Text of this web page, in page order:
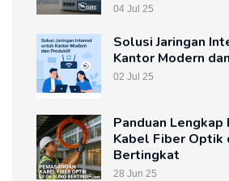
04 Jul 25
Solusi Jaringan
Kantor Modern
02 Jul 25
Panduan Lengkap
Kabel Fiber Optik
Bertingkat
28 Jun 25